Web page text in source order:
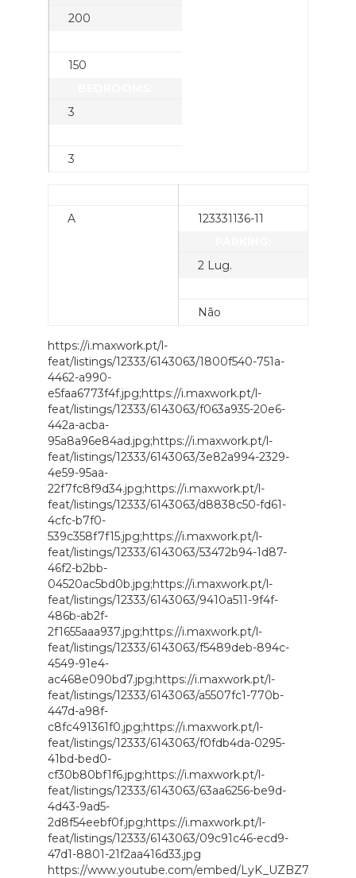
200
150
3
3
A
123331136-11
2 Lug.
Não
https://i.maxwork.pt/l-
feat/listings/12333/6143063/1800f540-751a-
4462-a990-
e5faa6773f4f.jpg;https://i.maxwork.pt/l-
feat/listings/12333/6143063/f063a935-20e6-
442a-acba-
95a8a96e84ad.jpg;https://i.maxwork.pt/l-
feat/listings/12333/6143063/3e82a994-2329-
4e59-95aa-
22f7fc8f9d34.jpg;https://i.maxwork.pt/l-
feat/listings/12333/6143063/d8838c50-fd61-
4cfc-b7f0-
539c358f7f15.jpg;https://i.maxwork.pt/l-
feat/listings/12333/6143063/53472b94-1d87-
46f2-b2bb-
04520ac5bd0b.jpg;https://i.maxwork.pt/l-
feat/listings/12333/6143063/9410a511-9f4f-
486b-ab2f-
2f1655aaa937.jpg;https://i.maxwork.pt/l-
feat/listings/12333/6143063/f5489deb-894c-
4549-91e4-
ac468e090bd7.jpg;https://i.maxwork.pt/l-
feat/listings/12333/6143063/a5507fc1-770b-
447d-a98f-
c8fc491361f0.jpg;https://i.maxwork.pt/l-
feat/listings/12333/6143063/f0fdb4da-0295-
41bd-bed0-
cf30b80bf1f6.jpg;https://i.maxwork.pt/l-
feat/listings/12333/6143063/63aa6256-be9d-
4d43-9ad5-
2d8f54eebf0f.jpg;https://i.maxwork.pt/l-
feat/listings/12333/6143063/09c91c46-ecd9-
47d1-8801-21f2aa416d33.jpg
https://www.youtube.com/embed/LyK_UZBZ7zM